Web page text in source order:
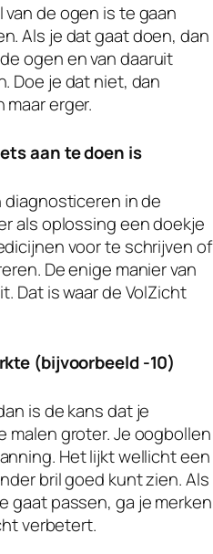
de ogen is te gaan
Als je dat gaat doen, dan
ogen en van daaruit
Doe je dat niet, dan
erger.
aan te doen is
diagnosticeren in de
als oplossing een doekje
voor te schrijven of
De enige manier van
Dat is waar de VolZicht
(bijvoorbeeld -10)
is de kans dat je
groter. Je oogbollen
Het lijkt wellicht een
bril goed kunt zien. Als
gaat passen, ga je merken
verbetert.